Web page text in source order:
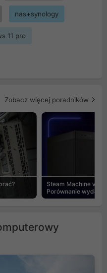
nas+synology
11 pro
Zobacz więcej poradników
Steam Machine vs
Porównanie